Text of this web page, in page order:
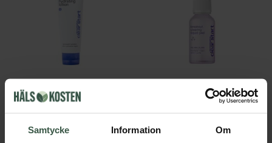
Samtycke Information Om
Clear Start by Dermalogica
LÄGG I VARUKORGEN
Clear Start by Dermalogica
GÅ TILL